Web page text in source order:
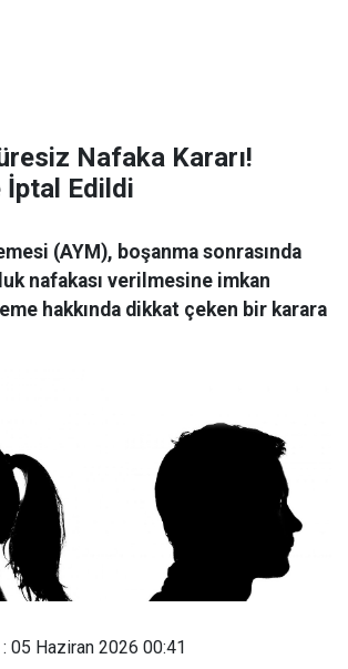
Nafaka Kararı!
İptal Edildi
(AYM), boşanma sonrasında
nafakası verilmesine imkan
hakkında dikkat çeken bir karara
: 05 Haziran 2026 00:41